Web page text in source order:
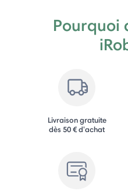
Pourquoi
Livraison gratuite
dès 50 € d'achat